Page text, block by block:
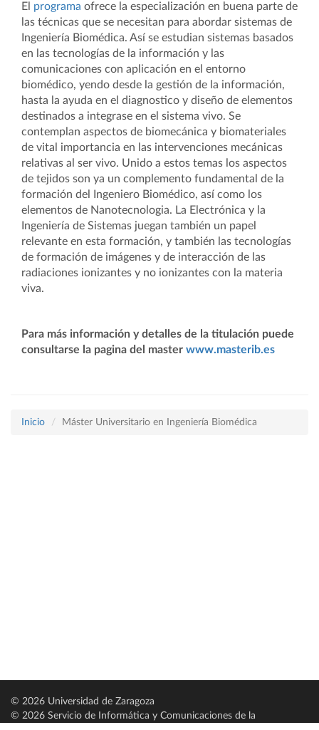
El programa ofrece la especialización en buena parte de
las técnicas que se necesitan para abordar sistemas de
Ingeniería Biomédica. Así se estudian sistemas basados
en las tecnologías de la información y las
comunicaciones con aplicación en el entorno
biomédico, yendo desde la gestión de la información,
hasta la ayuda en el diagnostico y diseño de elementos
destinados a integrase en el sistema vivo. Se
contemplan aspectos de biomecánica y biomateriales
de vital importancia en las intervenciones mecánicas
relativas al ser vivo. Unido a estos temas los aspectos
de tejidos son ya un complemento fundamental de la
formación del Ingeniero Biomédico, así como los
elementos de Nanotecnologia. La Electrónica y la
Ingeniería de Sistemas juegan también un papel
relevante en esta formación, y también las tecnologías
de formación de imágenes y de interacción de las
radiaciones ionizantes y no ionizantes con la materia
viva.
Para más información y detalles de la titulación puede
consultarse la pagina del master www.masterib.es
Inicio Máster Universitario en Ingeniería Biomédica
© 2026 Universidad de Zaragoza
© 2026 Servicio de Informática y Comunicaciones de la